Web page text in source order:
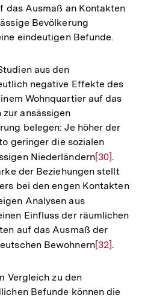
das Ausmaß an Kontakten
Bevölkerung
eindeutigen Befunde.
aus den
negative Effekte des
Wohnquartier auf das
zur ansässigen
belegen: Je höher der
geringer die sozialen
NiederländernZur
Auflösung
der
[30].
der Beziehungen stellt
bei den engen Kontakten
Analysen aus
Einfluss der räumlichen
auf das Ausmaß der
BewohnernZur
Fußnote
[32].
Vergleich zu den
Befunde können die